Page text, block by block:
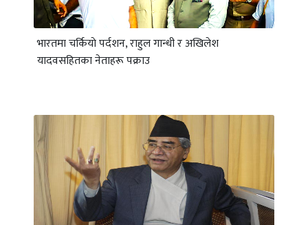
भारतमा चर्कियाे पर्दशन, राहुल गान्धी र अखिलेश
यादवसहितका नेताहरू पक्राउ